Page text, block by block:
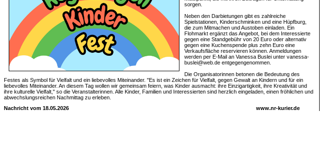
sorgen.
Neben den Darbietungen gibt es zahlreiche
Spielstationen, Kinderschminken und eine Hüpfburg,
die zum Mitmachen und Austoben einladen. Ein
Flohmarkt ergänzt das Angebot, bei dem Interessierte
gegen eine Standgebühr von 20 Euro oder alternativ
gegen eine Kuchenspende plus zehn Euro eine
Verkaufsfläche reservieren können. Anmeldungen
werden per E-Mail an Vanessa Buslei unter vanessa-
buslei@web.de entgegengenommen.
Die Organisatorinnen betonen die Bedeutung des
Festes als Symbol für Vielfalt und ein liebevolles Miteinander. "Es ist ein Zeichen für Vielfalt, gegen Gewalt an Kindern und für ein
liebevolles Miteinander. An diesem Tag wollen wir gemeinsam feiern, was Kinder ausmacht: ihre Einzigartigkeit, ihre Kreativität und
ihre kulturelle Vielfalt," so die Veranstalterinnen. Alle Kinder, Familien und Interessierten sind herzlich eingeladen, einen fröhlichen und
abwechslungsreichen Nachmittag zu erleben.
Nachricht vom 18.05.2026
www.nr-kurier.de